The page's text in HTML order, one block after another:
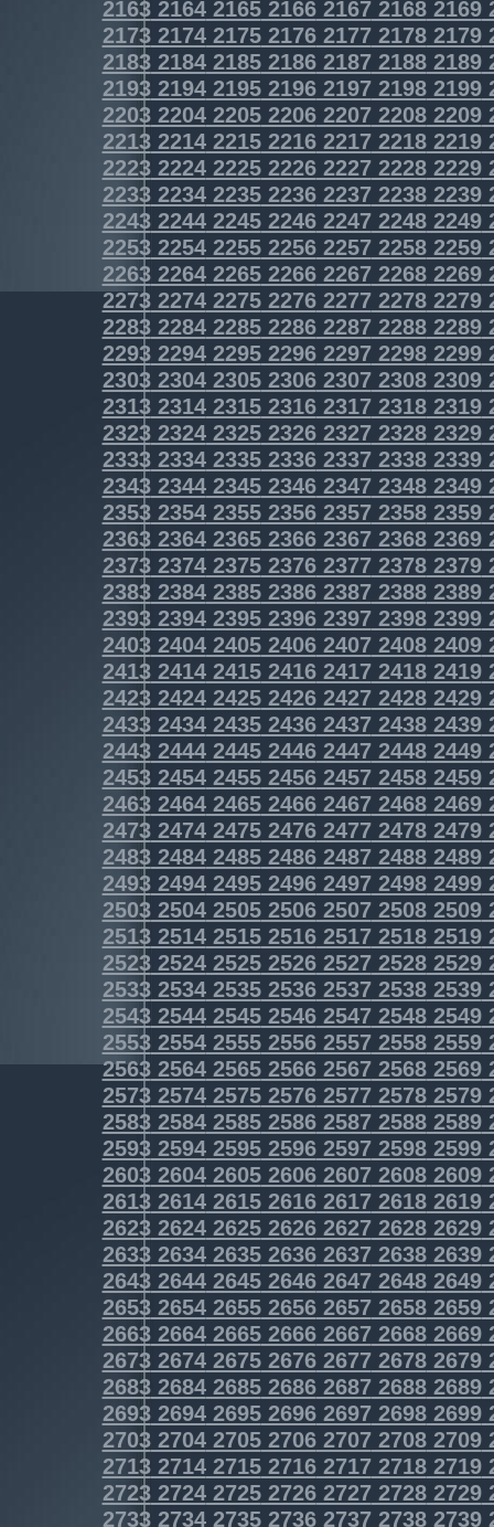
2163216421652166216721682169
2173217421752176217721782179
2183218421852186218721882189
2193219421952196219721982199
2203220422052206220722082209
2213221422152216221722182219
2223222422252226222722282229
2233223422352236223722382239
2243224422452246224722482249
2253225422552256225722582259
2263226422652266226722682269
2273227422752276227722782279
2283228422852286228722882289
2293229422952296229722982299
2303230423052306230723082309
2313231423152316231723182319
2323232423252326232723282329
2333233423352336233723382339
2343234423452346234723482349
2353235423552356235723582359
2363236423652366236723682369
2373237423752376237723782379
2383238423852386238723882389
2393239423952396239723982399
2403240424052406240724082409
2413241424152416241724182419
2423242424252426242724282429
2433243424352436243724382439
2443244424452446244724482449
2453245424552456245724582459
2463246424652466246724682469
2473247424752476247724782479
2483248424852486248724882489
2493249424952496249724982499
2503250425052506250725082509
2513251425152516251725182519
2523252425252526252725282529
2533253425352536253725382539
2543254425452546254725482549
2553255425552556255725582559
2563256425652566256725682569
2573257425752576257725782579
2583258425852586258725882589
2593259425952596259725982599
2603260426052606260726082609
2613261426152616261726182619
2623262426252626262726282629
2633263426352636263726382639
2643264426452646264726482649
2653265426552656265726582659
2663266426652666266726682669
2673267426752676267726782679
2683268426852686268726882689
2693269426952696269726982699
2703270427052706270727082709
2713271427152716271727182719
2723272427252726272727282729
2733273427352736273727382739